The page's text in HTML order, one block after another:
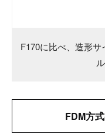
F170に比べ、造形
FDM方